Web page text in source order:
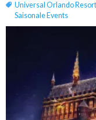
Universal Orlando Resort
Saisonale Events